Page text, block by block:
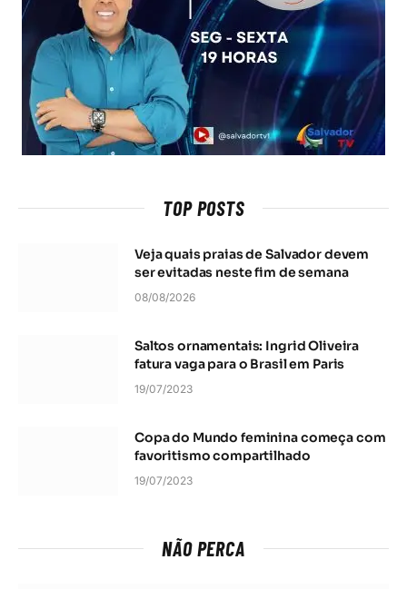
TOP POSTS
Veja quais praias de Salvador devem
ser evitadas neste fim de semana
08/08/2026
Saltos ornamentais: Ingrid Oliveira
fatura vaga para o Brasil em Paris
19/07/2023
Copa do Mundo feminina começa com
favoritismo compartilhado
19/07/2023
NÃO PERCA